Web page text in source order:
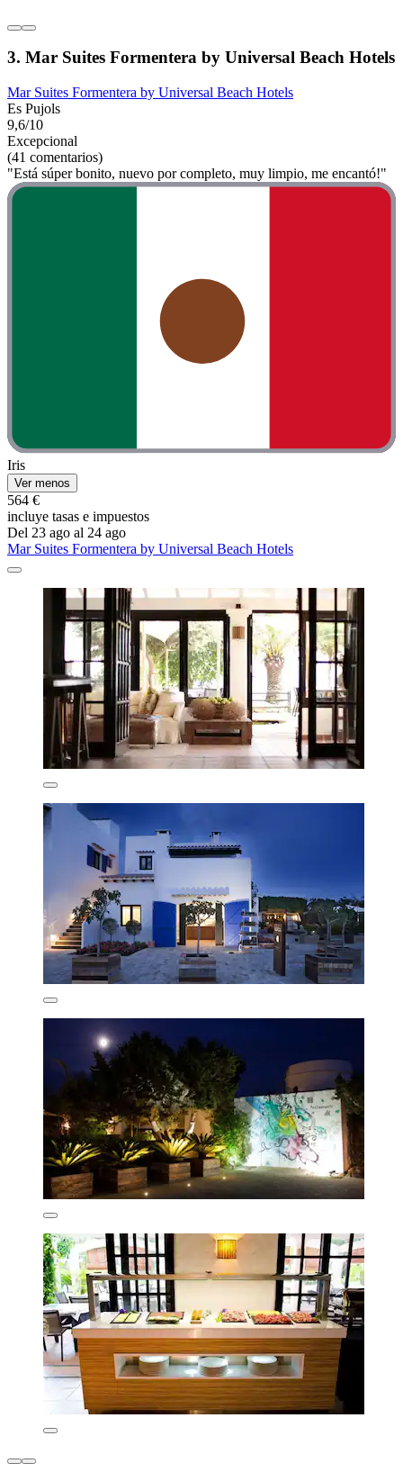
3. Mar Suites Formentera by Universal Beach Hotels
Mar Suites Formentera by Universal Beach Hotels
Es Pujols
9,6/10
Excepcional
(41 comentarios)
"Está súper bonito, nuevo por completo, muy limpio, me encantó!"
Iris
Ver menos
564 €
incluye tasas e impuestos
Del 23 ago al 24 ago
Mar Suites Formentera by Universal Beach Hotels